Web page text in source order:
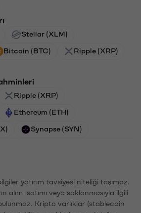
Stellar (XLM)
Bitcoin (BTC) Ripple (XRP)
Ripple (XRP)
Ethereum (ETH)
Synapse (SYN)
yatırım tavsiyesi niteliği taşımaz.
alım-satımı veya saklanmasıyla ilgili
Kripto varlıklar (stablecoin